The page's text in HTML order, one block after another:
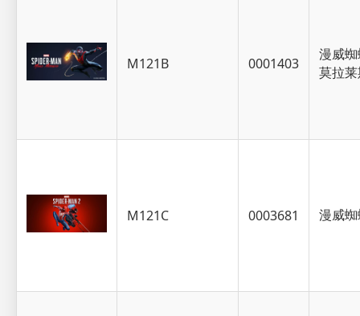
M121B 0001403
漫威
莫拉
M121C 0003681 漫威